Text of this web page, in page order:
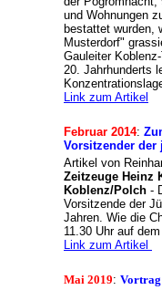
und Wohnungen
bestattet wurden,
Musterdorf"
Gauleiter
20. Jahrhunderts
Link zum Artikel
Februar 2014:
Vorsitzender der
Artikel von
Zeitzeuge Heinz
Koblenz/Polch -
Vorsitzende der
Jahren. Wie die
11.30 Uhr auf
Link zum Artikel
Mai 2019: Vortrag